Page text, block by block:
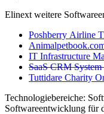
Elinext weitere
Poshberry Airline
IT Infrastructure
SaaS CRM System
Tuttidare Charity
Technologiebereiche:
Softwareentwicklung für